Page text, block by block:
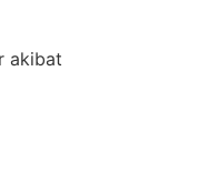
akibat